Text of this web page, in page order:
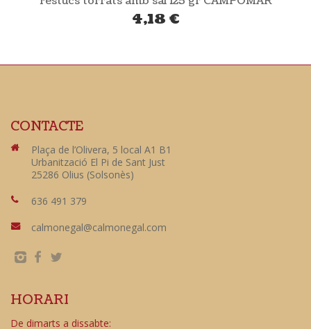
4,18 €
CONTACTE
Plaça de l’Olivera, 5 local A1 B1
Urbanització El Pi de Sant Just
25286 Olius (Solsonès)
636 491 379
calmonegal@calmonegal.com
HORARI
De dimarts a dissabte: